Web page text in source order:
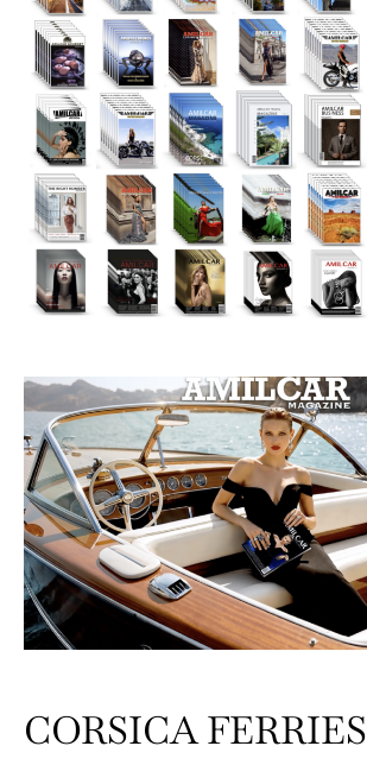
CORSICA FERRIES